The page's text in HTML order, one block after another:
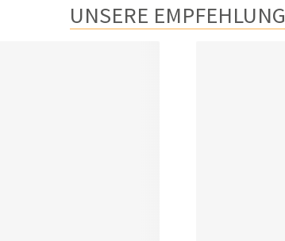
UNSERE EMPFEHLUNG